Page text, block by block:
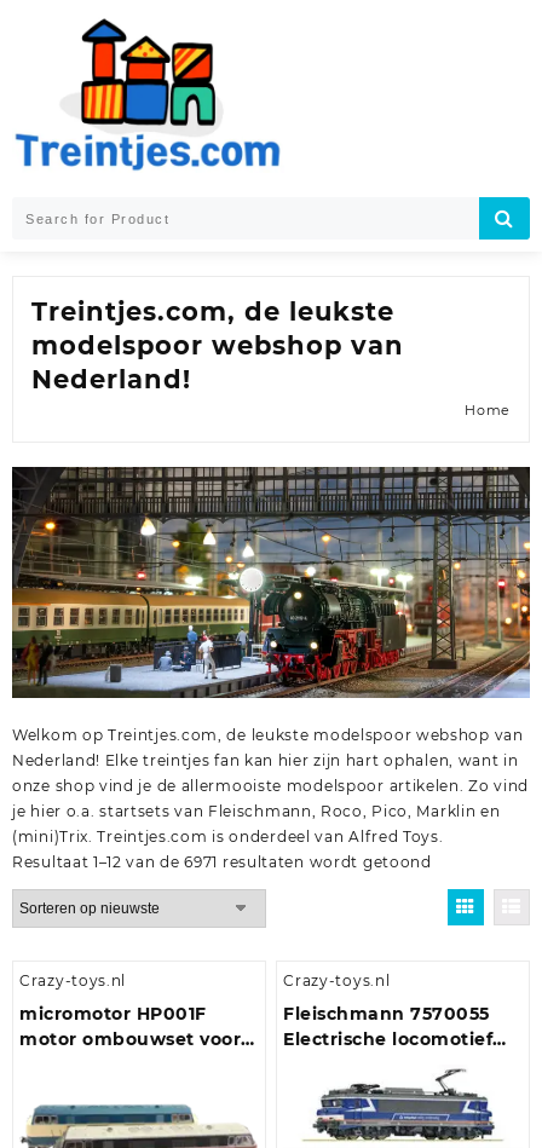
Treintjes.com, de leukste
modelspoor webshop van
Nederland!
Home
Welkom op Treintjes.com, de leukste modelspoor webshop van
Nederland! Elke treintjes fan kan hier zijn hart ophalen, want in
onze shop vind je de allermooiste modelspoor artikelen. Zo vind
je hier o.a.startsets van Fleischmann Roco Pico Marklin en
(mini)Trix . Treintjes.com is onderdeel vanAlfred Toys
Resultaat 1–12 van de 6971 resultaten wordt getoond
op
nieuwste
Crazy-toys.nl
micromotor HP001F
motor ombouwset voor
u.a.
Crazy-toys.nl
Fleischmann 7570055
Electrische locomotief
7178 van VolkerRail
DCC/SOUND